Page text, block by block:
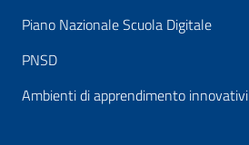
Piano Nazionale Scuola Digitale
PNSD
Ambienti di apprendimento innovativi